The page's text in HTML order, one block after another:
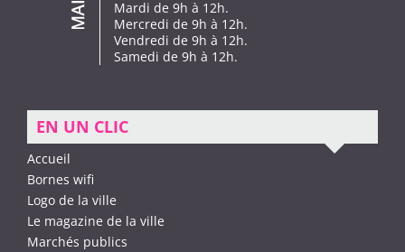
Mardi de 9h à 12h.
Mercredi de 9h à 12h.
Vendredi de 9h à 12h.
Samedi de 9h à 12h.
EN UN CLIC
Accueil
Bornes wifi
Logo de la ville
Le magazine de la ville
Marchés publics